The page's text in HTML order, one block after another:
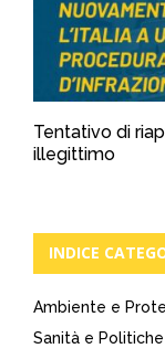
Tentativo di
illegittimo
INDICE
Ambiente e
Sanità e